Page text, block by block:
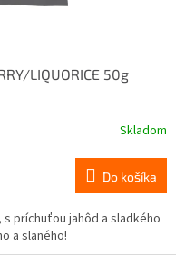
LIQUORICE 50g
Skladom
Do košíka
príchuťou jahôd a sladkého
a slaného!